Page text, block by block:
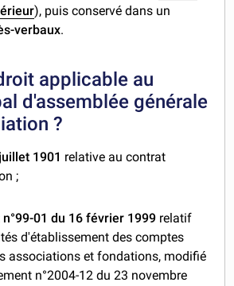
), puis conservé dans un
verbaux.
applicable au
d'assemblée générale
?
1901 relative au contrat
;
01 du 16 février 1999 relatif
d'établissement des comptes
associations et fondations, modifié
n°2004-12 du 23 novembre